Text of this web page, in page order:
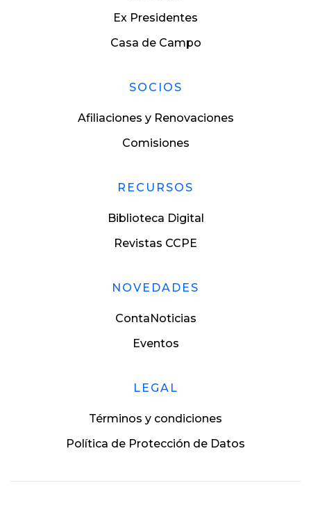
Ex Presidentes
Casa de Campo
SOCIOS
Afiliaciones y Renovaciones
Comisiones
RECURSOS
Biblioteca Digital
Revistas CCPE
NOVEDADES
ContaNoticias
Eventos
LEGAL
Términos y condiciones
Política de Protección de Datos